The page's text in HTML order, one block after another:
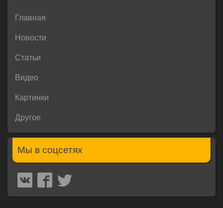
Главная
Новости
Статьи
Видео
Картинки
Другое
Мы в соцсетях